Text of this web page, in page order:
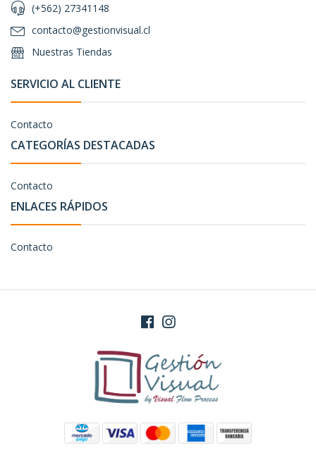
(+562) 27341148
contacto@gestionvisual.cl
Nuestras Tiendas
SERVICIO AL CLIENTE
Contacto
CATEGORÍAS DESTACADAS
Contacto
ENLACES RÁPIDOS
Contacto